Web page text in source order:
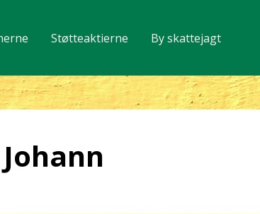
Støtteaktierne By skattejagt